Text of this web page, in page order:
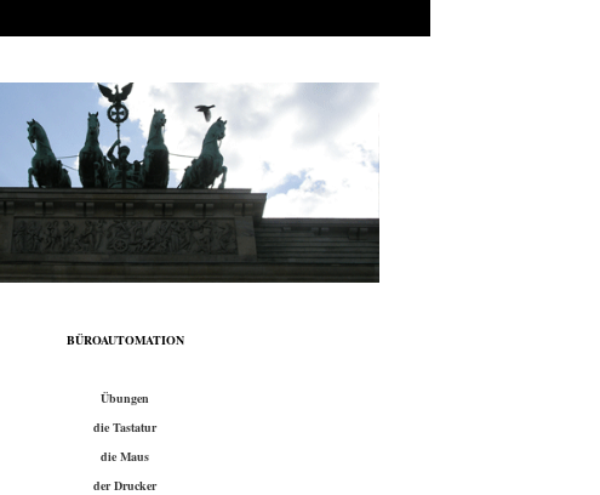
BÜROAUTOMATION
Übungen
die Tastatur
die Maus
der Drucker